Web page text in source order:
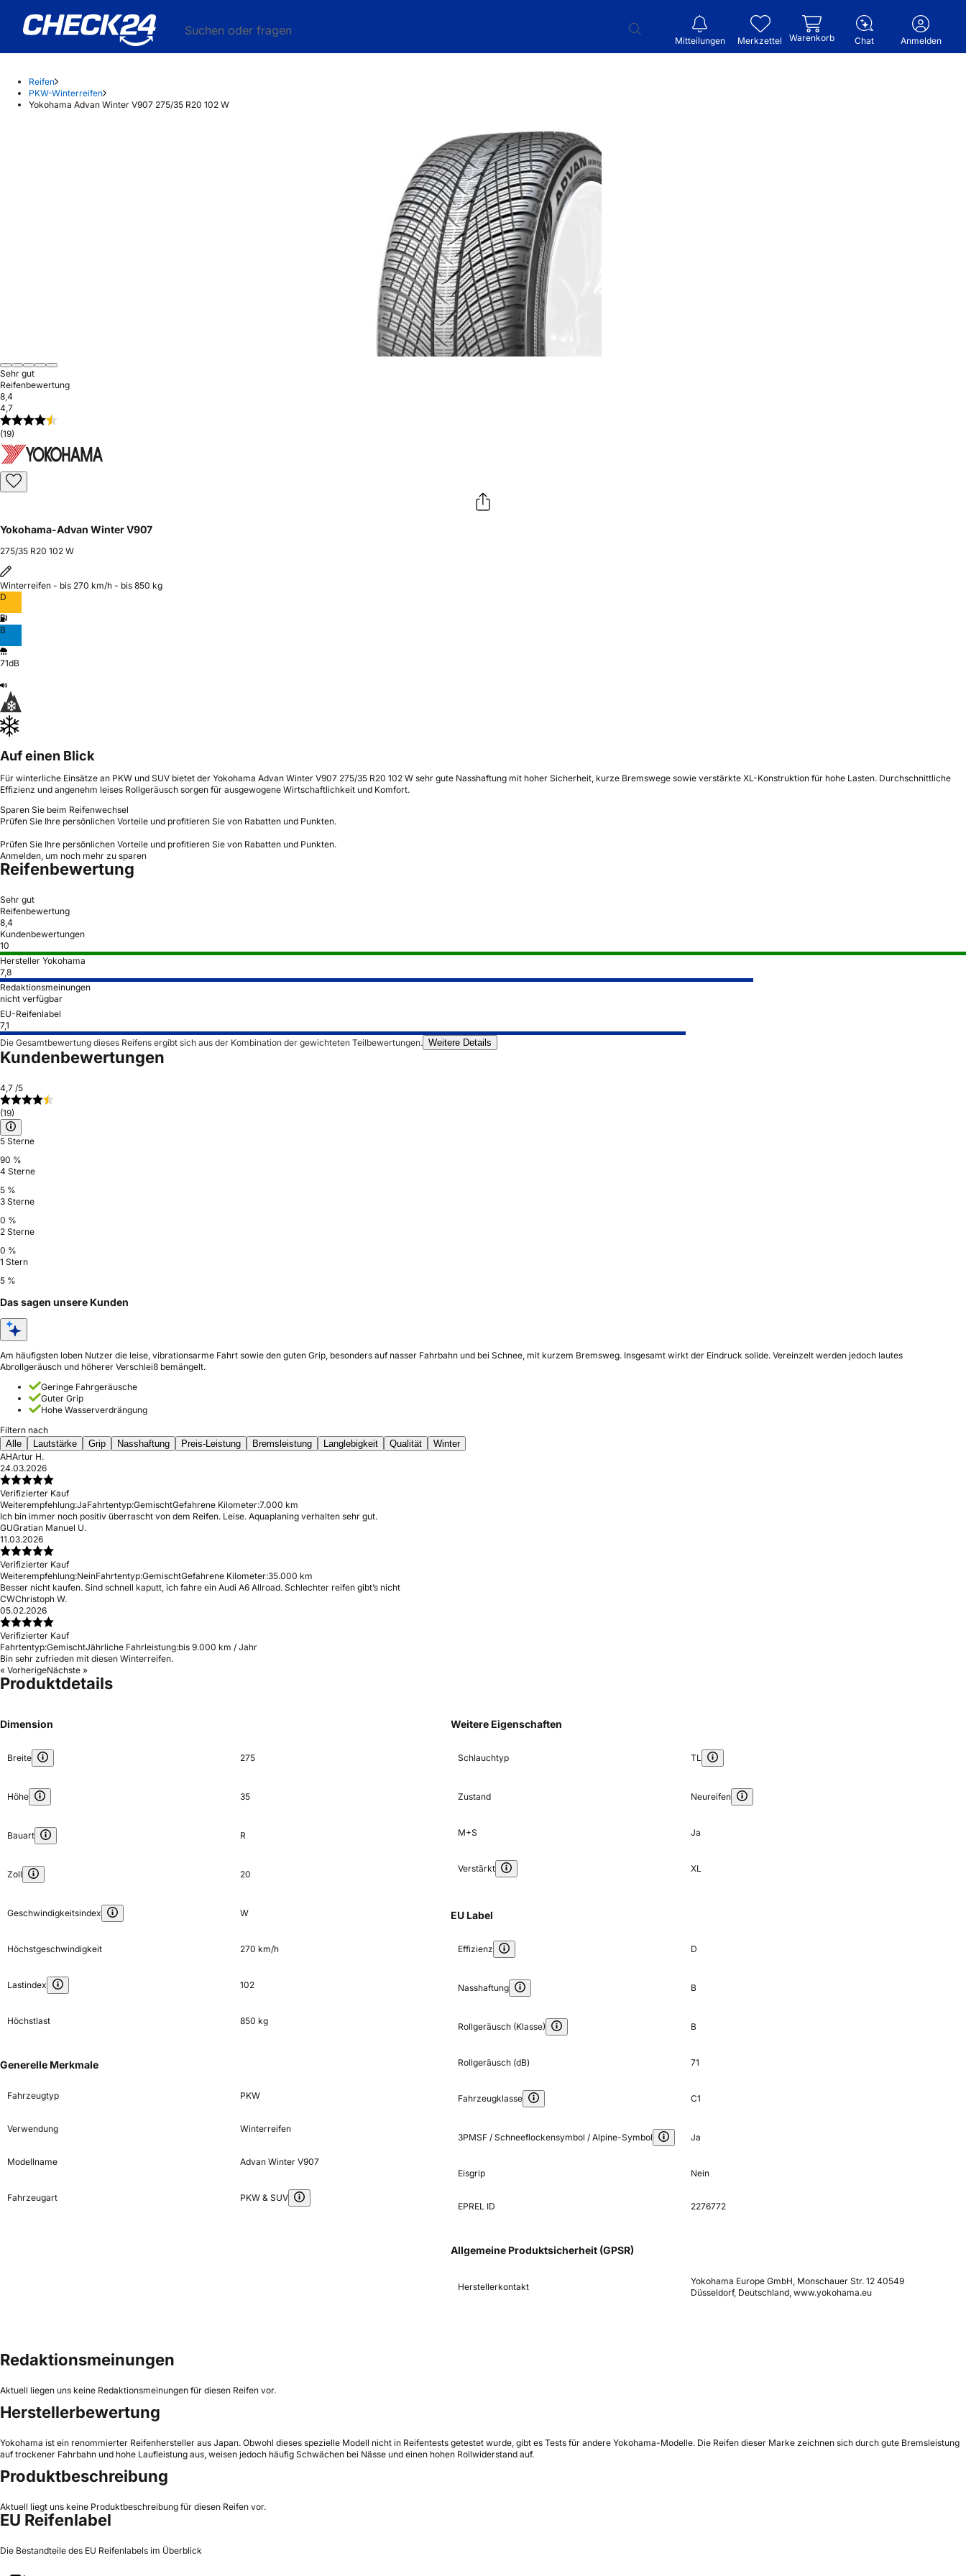
Suchen oder fragen
Mitteilungen Merkzettel Warenkorb Chat Anmelden
Reifen
PKW-Winterreifen
Yokohama Advan Winter V907 275/35 R20 102 W
Sehr gut
Reifenbewertung
8,4
4,7
(19)
Yokohama-Advan Winter V907
275/35 R20 102 W
Winterreifen - bis 270 km/h - bis 850 kg
D
B
71dB
Auf einen Blick
Für winterliche Einsätze an PKW und SUV bietet der Yokohama Advan Winter V907 275/35 R20 102 W sehr gute Nasshaftung mit hoher Sicherheit, kurze Bremswege sowie verstärkte XL-Konstruktion für hohe Lasten. Durchschnittliche
Effizienz und angenehm leises Rollgeräusch sorgen für ausgewogene Wirtschaftlichkeit und Komfort.
Sparen Sie beim Reifenwechsel
Prüfen Sie Ihre persönlichen Vorteile und profitieren Sie von Rabatten und Punkten.
Prüfen Sie Ihre persönlichen Vorteile und profitieren Sie von Rabatten und Punkten.
Anmelden, um noch mehr zu sparen
Reifenbewertung
Sehr gut
Reifenbewertung
8,4
Kundenbewertungen
10
Hersteller Yokohama
7,8
Redaktionsmeinungen
nicht verfügbar
EU-Reifenlabel
7,1
Die Gesamtbewertung dieses Reifens ergibt sich aus der Kombination der gewichteten Teilbewertungen. Weitere Details
Kundenbewertungen
4,7 /5
(19)
5 Sterne
90 %
4 Sterne
5 %
3 Sterne
0 %
2 Sterne
0 %
1 Stern
5 %
Das sagen unsere Kunden
Am häufigsten loben Nutzer die leise, vibrationsarme Fahrt sowie den guten Grip, besonders auf nasser Fahrbahn und bei Schnee, mit kurzem Bremsweg. Insgesamt wirkt der Eindruck solide. Vereinzelt werden jedoch lautes
Abrollgeräusch und höherer Verschleiß bemängelt.
Geringe Fahrgeräusche
Guter Grip
Hohe Wasserverdrängung
Filtern nach
Alle
Lautstärke Grip Nasshaftung Preis-Leistung Bremsleistung Langlebigkeit Qualität
Winter
AHArtur H.
24.03.2026
Verifizierter Kauf
Weiterempfehlung:JaFahrtentyp:GemischtGefahrene Kilometer:7.000 km
Ich bin immer noch positiv überrascht von dem Reifen. Leise. Aquaplaning verhalten sehr gut.
GUGratian Manuel U.
11.03.2026
Verifizierter Kauf
Weiterempfehlung:NeinFahrtentyp:GemischtGefahrene Kilometer:35.000 km
Besser nicht kaufen. Sind schnell kaputt, ich fahre ein Audi A6 Allroad. Schlechter reifen gibt’s nicht
CWChristoph W.
05.02.2026
Verifizierter Kauf
Fahrtentyp:GemischtJährliche Fahrleistung:bis 9.000 km / Jahr
Bin sehr zufrieden mit diesen Winterreifen.
« VorherigeNächste »
Produktdetails
Dimension
Breite 275
Höhe 35
Bauart R
Zoll 20
Geschwindigkeitsindex W
Höchstgeschwindigkeit 270 km/h
Lastindex 102
Höchstlast 850 kg
Generelle Merkmale
Fahrzeugtyp PKW
Verwendung Winterreifen
Modellname Advan Winter V907
Fahrzeugart PKW & SUV
Weitere Eigenschaften
Schlauchtyp TL
Zustand Neureifen
M+S Ja
Verstärkt XL
EU Label
Effizienz D
Nasshaftung B
Rollgeräusch (Klasse) B
Rollgeräusch (dB) 71
Fahrzeugklasse C1
3PMSF / Schneeflockensymbol / Alpine-Symbol Ja
Eisgrip Nein
EPREL ID 2276772
Allgemeine Produktsicherheit (GPSR)
Herstellerkontakt
Yokohama Europe GmbH, Monschauer Str. 12 40549
Düsseldorf, Deutschland, www.yokohama.eu
Redaktionsmeinungen
Aktuell liegen uns keine Redaktionsmeinungen für diesen Reifen vor.
Herstellerbewertung
Yokohama ist ein renommierter Reifenhersteller aus Japan. Obwohl dieses spezielle Modell nicht in Reifentests getestet wurde, gibt es Tests für andere Yokohama-Modelle. Die Reifen dieser Marke zeichnen sich durch gute Bremsleistung
auf trockener Fahrbahn und hohe Laufleistung aus, weisen jedoch häufig Schwächen bei Nässe und einen hohen Rollwiderstand auf.
Produktbeschreibung
Aktuell liegt uns keine Produktbeschreibung für diesen Reifen vor.
EU Reifenlabel
Die Bestandteile des EU Reifenlabels im Überblick